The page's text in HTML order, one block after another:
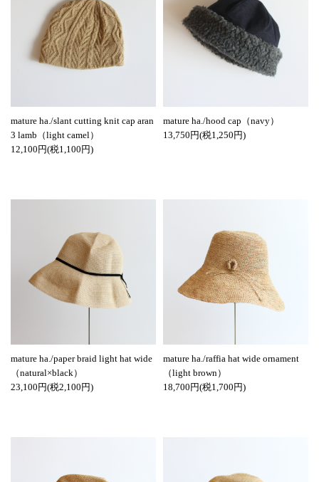
mature ha./slant cutting knit cap aran
3 lamb（light camel）
12,100円(税1,100円)
mature ha./hood cap（navy）
13,750円(税1,250円)
mature ha./paper braid light hat wide
（natural×black）
23,100円(税2,100円)
mature ha./raffia hat wide ornament
（light brown）
18,700円(税1,700円)